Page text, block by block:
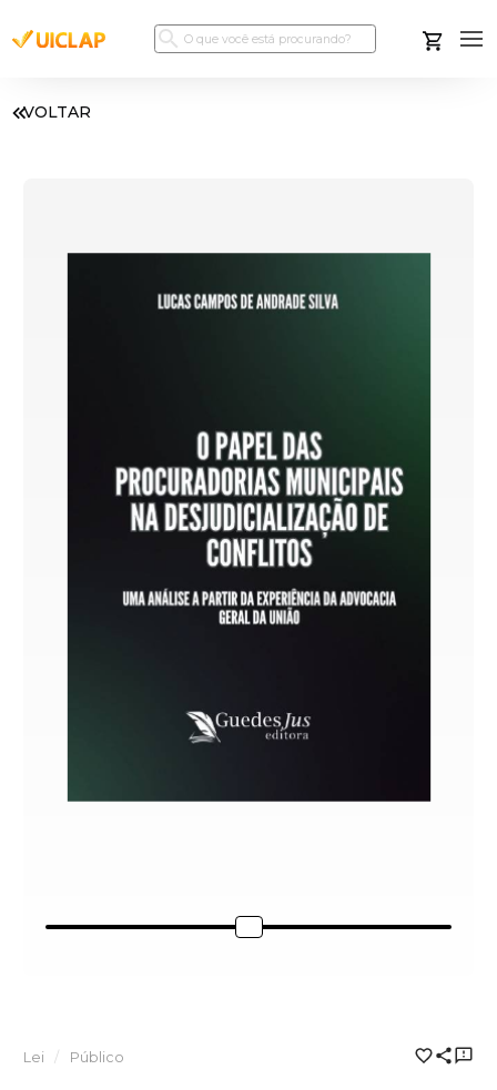
VOLTAR
Lei Público